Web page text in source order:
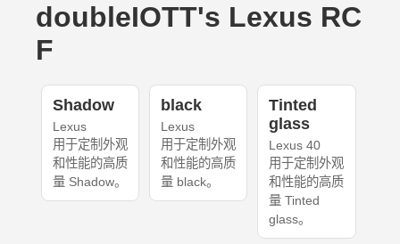
doubleIOTT's Lexus RC
F
Shadow
Lexus
用于定制外观
和性能的高质
量 Shadow。
black
Lexus
用于定制外观
和性能的高质
量 black。
Tinted
glass
Lexus 40
用于定制外观
和性能的高质
量 Tinted
glass。